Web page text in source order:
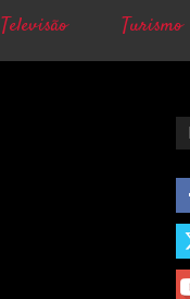
Televisão Turismo